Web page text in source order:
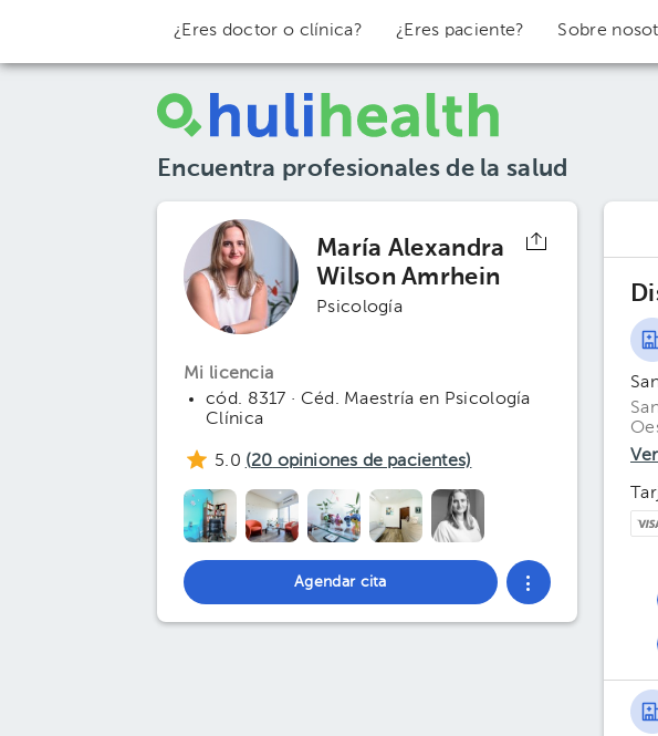
¿Eres doctor o clínica? ¿Eres paciente? Sobre
Encuentra profesionales de la salud
María Alexandra
Wilson Amrhein
Psicología
Mi licencia
cód. 8317 · Céd. Maestría en Psicología
Clínica
5.0 (20 opiniones de pacientes)
Agendar cita